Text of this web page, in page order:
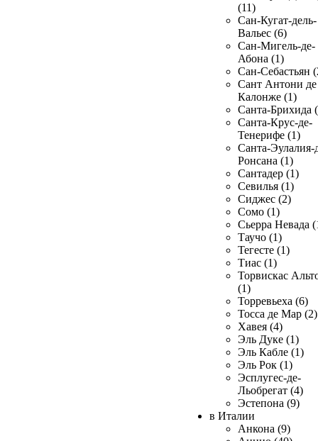
(11)
Сан-Кугат-дель-
Вальес (6)
Сан-Мигель-де-
Абона (1)
Сан-Себастьян
Сант Антони де
Калонже (1)
Санта-Брихида
Санта-Крус-де-
Тенерифе (1)
Санта-Эулалия-
Ронсана (1)
Сантадер (1)
Севилья (1)
Сиджес (2)
Сомо (1)
Сьерра Невада
Таучо (1)
Тегесте (1)
Тиас (1)
Торвискас
(1)
Торревьеха (6)
Тосса де Мар (2)
Хавея (4)
Эль Дуке (1)
Эль Кабле (1)
Эль Рок (1)
Эсплугес-де-
Льобрегат (4)
Эстепона (9)
в Италии
Анкона (9)